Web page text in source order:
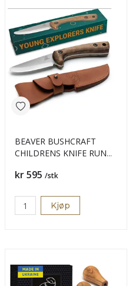
BEAVER BUSHCRAFT
CHILDRENS KNIFE RUND
Pris
kr 595 /stk
Kjøp